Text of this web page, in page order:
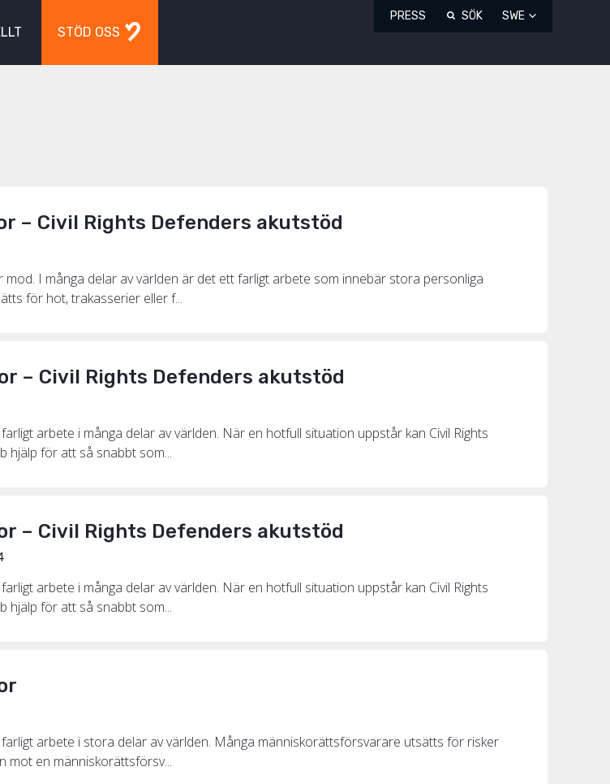
STÖD OSS
PRESS SÖK SWE
– Civil Rights Defenders akutstöd
I många delar av världen är det ett farligt arbete som innebär stora personliga
för hot, trakasserier eller f...
– Civil Rights Defenders akutstöd
arbete i många delar av världen. När en hotfull situation uppstår kan Civil Rights
hjälp för att så snabbt som...
– Civil Rights Defenders akutstöd
arbete i många delar av världen. När en hotfull situation uppstår kan Civil Rights
hjälp för att så snabbt som...
arbete i stora delar av världen. Många människorättsförsvarare utsätts för risker
mot en människorättsförsv...